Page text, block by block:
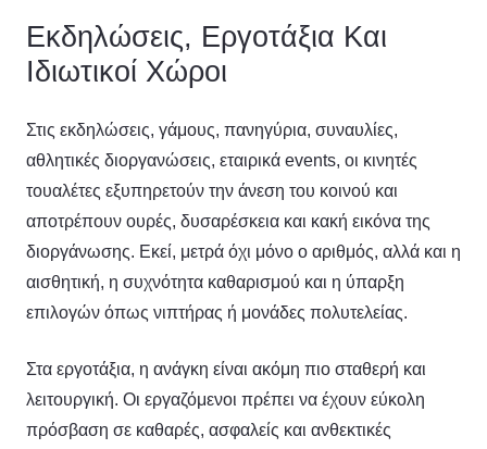
Εκδηλώσεις, Εργοτάξια Και
Ιδιωτικοί Χώροι
Στις εκδηλώσεις, γάμους, πανηγύρια, συναυλίες,
αθλητικές διοργανώσεις, εταιρικά events, οι κινητές
τουαλέτες εξυπηρετούν την άνεση του κοινού και
αποτρέπουν ουρές, δυσαρέσκεια και κακή εικόνα της
διοργάνωσης. Εκεί, μετρά όχι μόνο ο αριθμός, αλλά και η
αισθητική, η συχνότητα καθαρισμού και η ύπαρξη
επιλογών όπως νιπτήρας ή μονάδες πολυτελείας.
Στα εργοτάξια, η ανάγκη είναι ακόμη πιο σταθερή και
λειτουργική. Οι εργαζόμενοι πρέπει να έχουν εύκολη
πρόσβαση σε καθαρές, ασφαλείς και ανθεκτικές